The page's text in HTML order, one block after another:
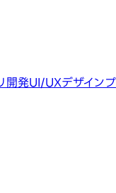
開発UI/UXデザイン